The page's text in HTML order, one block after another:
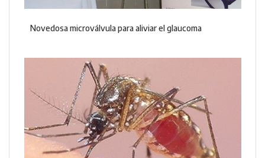
Novedosa microválvula para aliviar el glaucoma